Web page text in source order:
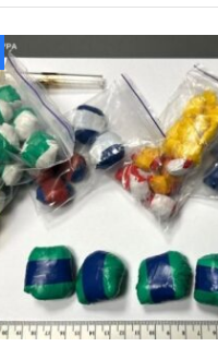
области. На
жительница
сын закрылся в
баллончик и ведет […]